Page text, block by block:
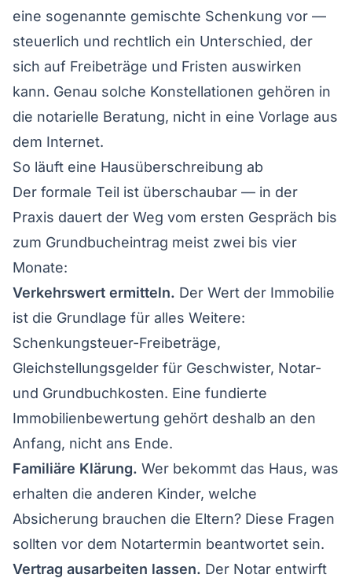
eine sogenannte gemischte Schenkung vor —
steuerlich und rechtlich ein Unterschied, der
sich auf Freibeträge und Fristen auswirken
kann. Genau solche Konstellationen gehören in
die notarielle Beratung, nicht in eine Vorlage aus
dem Internet.
So läuft eine Hausüberschreibung ab
Der formale Teil ist überschaubar — in der
Praxis dauert der Weg vom ersten Gespräch bis
zum Grundbucheintrag meist zwei bis vier
Monate:
Verkehrswert ermitteln. Der Wert der Immobilie
ist die Grundlage für alles Weitere:
Schenkungsteuer-Freibeträge,
Gleichstellungsgelder für Geschwister, Notar-
und Grundbuchkosten. Eine fundierte
Immobilienbewertung gehört deshalb an den
Anfang, nicht ans Ende.
Familiäre Klärung. Wer bekommt das Haus, was
erhalten die anderen Kinder, welche
Absicherung brauchen die Eltern? Diese Fragen
sollten vor dem Notartermin beantwortet sein.
Vertrag ausarbeiten lassen. Der Notar entwirft